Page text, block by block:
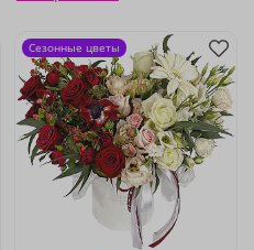
Сезонные цветы